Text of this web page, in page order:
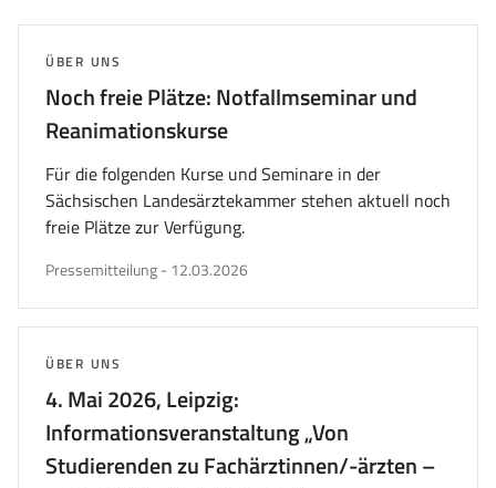
Seite
wechseln
Seite
Seite
Seite
Noch freie Plätze: Notfallmseminar und
Reanimationskurse
THEMA:
ÜBER UNS
Für die folgenden Kurse und Seminare in der
Sächsischen Landesärztekammer stehen aktuell noch
freie Plätze zur Verfügung.
Pressemitteilungveröffentlicht
- 12.03.2026
4. Mai 2026, Leipzig:
Informationsveranstaltung „Von
Studierenden zu Fachärztinnen/-ärzten –
THEMA:
ÜBER UNS